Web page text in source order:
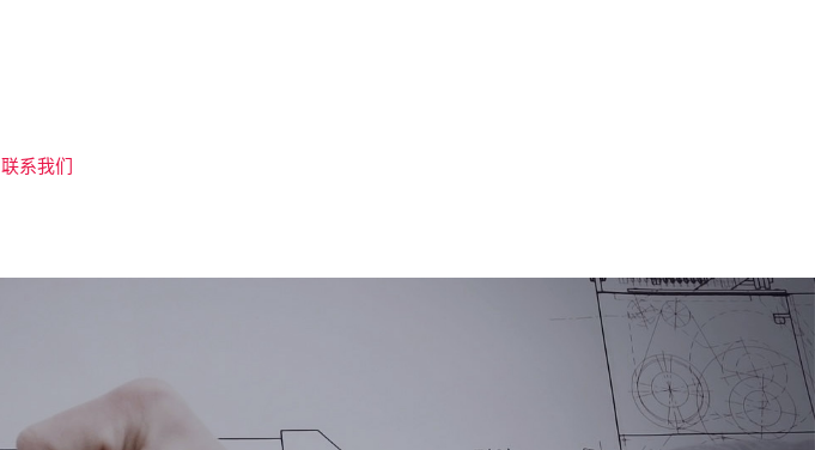
联系我们